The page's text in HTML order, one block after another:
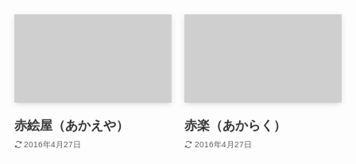
赤絵屋（あかえや）
2016年4月27日
赤楽（あからく）
2016年4月27日